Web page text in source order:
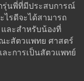
รุ่นพี่ที่มีประสบการณ์
ไรดีจะได้สามารถ
ละสำหรับน้องที่
ะสัตวแพทย ศาสตร์
ะการเป็นสัตวแพทย์